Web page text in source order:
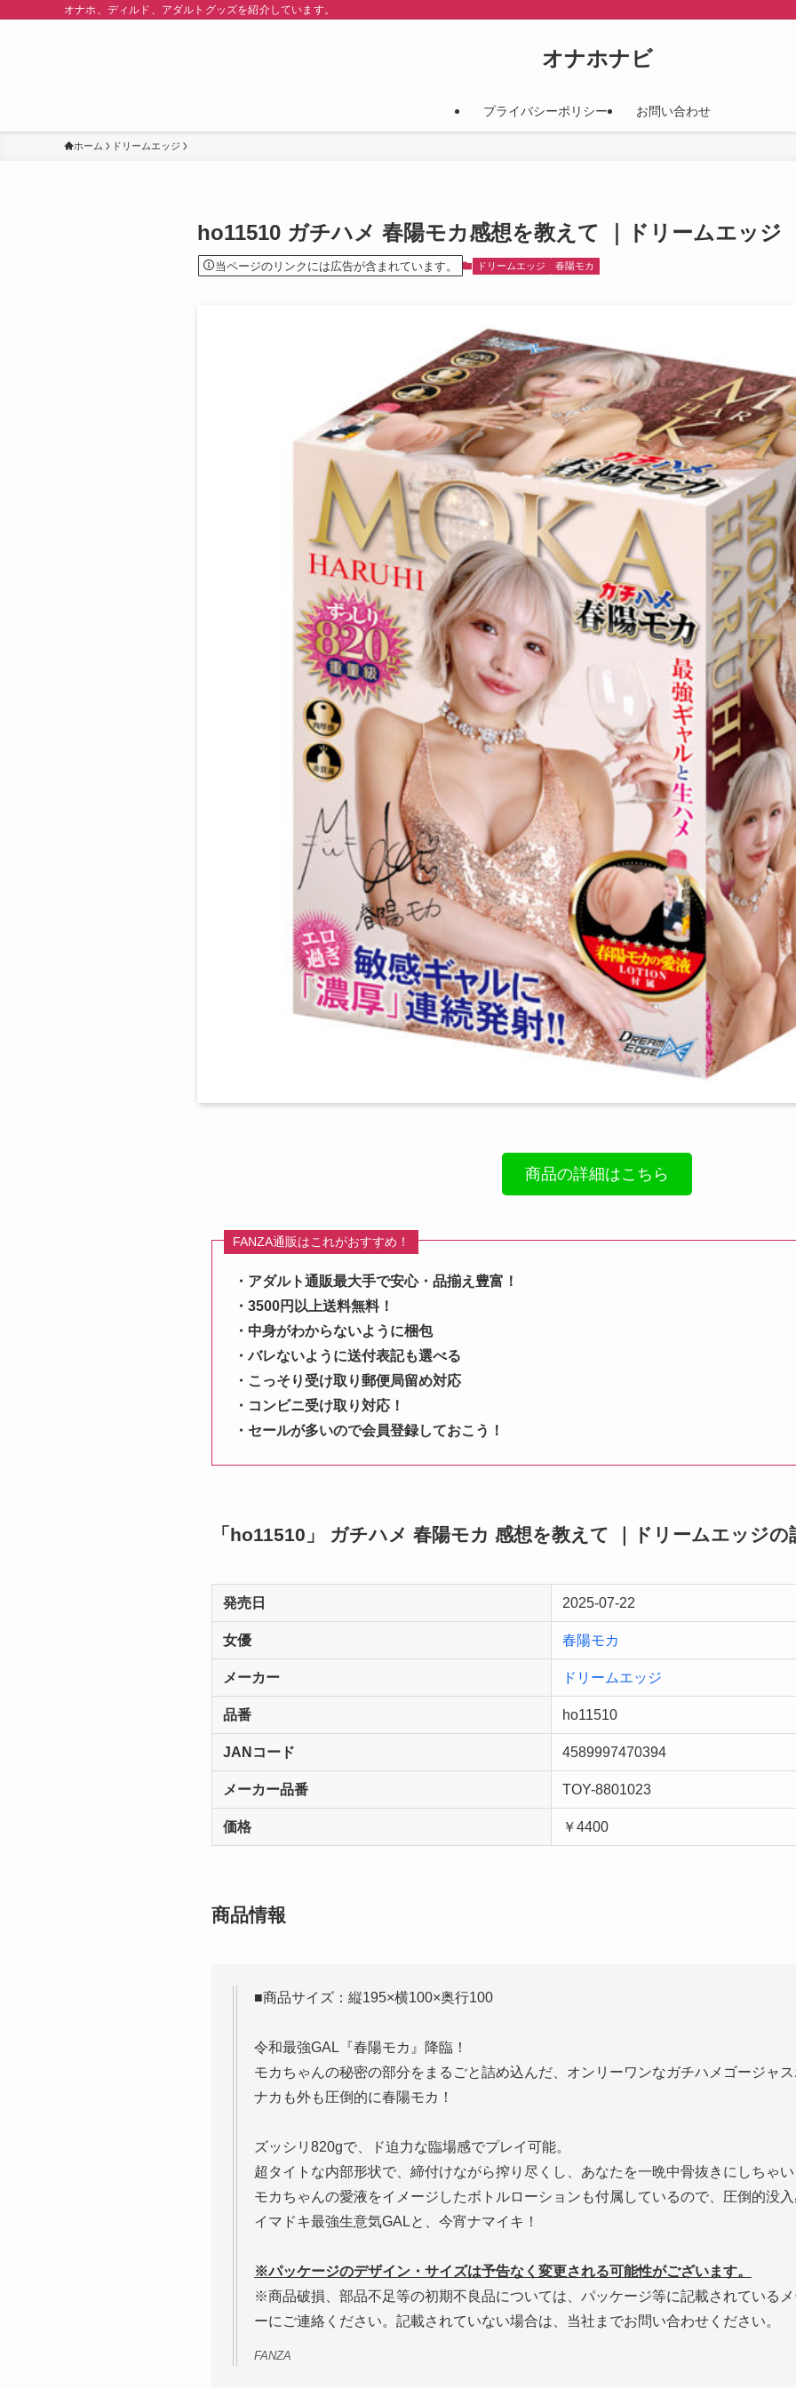
オナホ、ディルド、アダルトグッズを紹介しています。
オナホナビ
プライバシーポリシー お問い合わせ
ホーム ドリームエッジ
ho11510 ガチハメ 春陽モカ感想を教えて ｜ドリームエッジ
当ページのリンクには広告が含まれています。 ドリームエッジ 春陽モカ
商品の詳細はこちら
FANZA通販はこれがおすすめ！
・アダルト通販最大手で安心・品揃え豊富！
・3500円以上送料無料！
・中身がわからないように梱包
・バレないように送付表記も選べる
・こっそり受け取り郵便局留め対応
・コンビニ受け取り対応！
・セールが多いので会員登録しておこう！
「ho11510」 ガチハメ 春陽モカ 感想を教えて ｜ドリームエッジの
発売日 2025-07-22
女優 春陽モカ
メーカー ドリームエッジ
品番 ho11510
JANコード 4589997470394
メーカー品番 TOY-8801023
価格 ￥4400
商品情報
■商品サイズ：縦195×横100×奥行100
令和最強GAL『春陽モカ』降臨！
モカちゃんの秘密の部分をまるごと詰め込んだ、オンリーワンなガチハメゴージャ
ナカも外も圧倒的に春陽モカ！
ズッシリ820gで、ド迫力な臨場感でプレイ可能。
超タイトな内部形状で、締付けながら搾り尽くし、あなたを一晩中骨抜きにしちゃ
モカちゃんの愛液をイメージしたボトルローションも付属しているので、圧倒的没
イマドキ最強生意気GALと、今宵ナマイキ！
※パッケージのデザイン・サイズは予告なく変更される可能性がございます。
※商品破損、部品不足等の初期不良品については、パッケージ等に記載されている
ーにご連絡ください。記載されていない場合は、当社までお問い合わせください。
FANZA